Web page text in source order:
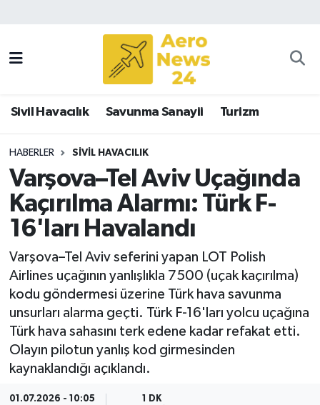
Sivil Havacılık Savunma Sanayii Turizm
HABERLER SIVIL HAVACILIK
Varşova–Tel Aviv Uçağında
Kaçırılma Alarmı: Türk F-
16'ları Havalandı
Varşova–Tel Aviv seferini yapan LOT Polish
Airlines uçağının yanlışlıkla 7500 (uçak kaçırılma)
kodu göndermesi üzerine Türk hava savunma
unsurları alarma geçti. Türk F-16'ları yolcu uçağına
Türk hava sahasını terk edene kadar refakat etti.
Olayın pilotun yanlış kod girmesinden
kaynaklandığı açıklandı.
01.07.2026 - 10:05 1 DK